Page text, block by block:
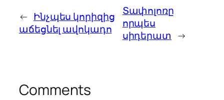
← Ինչպես կորիզից
աճեցնել ավոկադո
Տափոլոռը
որպես
սիդերատ →
Comments